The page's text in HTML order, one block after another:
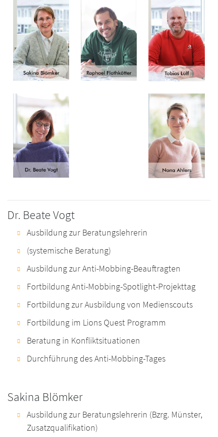
Dr. Beate Vogt
Ausbildung zur Beratungslehrerin
(systemische Beratung)
Ausbildung zur Anti-Mobbing-Beauftragten
Fortbildung Anti-Mobbing-Spotlight-Projekttag
Fortbildung zur Ausbildung von Medienscouts
Fortbildung im Lions Quest Programm
Beratung in Konfliktsituationen
Durchführung des Anti-Mobbing-Tages
Sakina Blömker
Ausbildung zur Beratungslehrerin (Bzrg. Münster,
Zusatzqualifikation)